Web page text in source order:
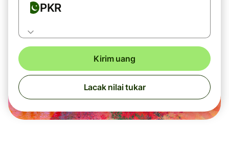
PKR
Kirim uang
Lacak nilai tukar